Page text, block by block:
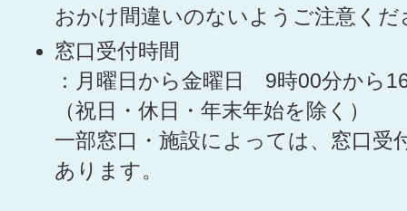
おかけ間違いのないようご注意くだ
窓口受付時間
：月曜日から金曜日 9時00分から
（祝日・休日・年末年始を除く）
一部窓口・施設によっては、窓口受
あります。